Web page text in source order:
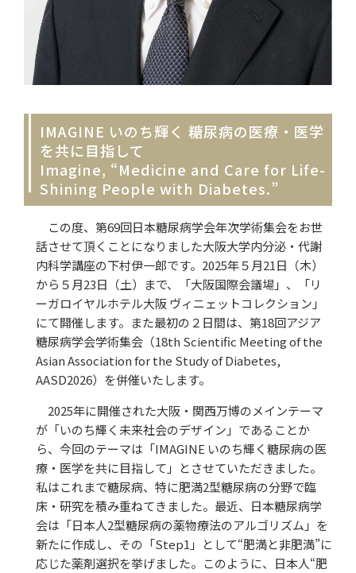
IMAGINE いのち輝く 糖尿病の医療・医学
を共に目指して
Imagine, “Medicine and Care for Life-
Shining People with Diabetes.”
この度、第69回日本糖尿病学会年次学術集会をお世
話させて頂くことになりました大阪大学内分泌・代謝
内科学講座の下村伊一郎です。2025年５月21日（木）
から５月23日（土）まで、「大阪国際会議場」、「リ
ーガロイヤルホテル大阪 ヴィニェットコレクション」
にて開催します。また最初の２日間は、第18回アジア
糖尿病学会学術集会（18th Scientific Meeting of the
Asian Association for the Study of Diabetes,
AASD2026）を併催いたします。
2025年に開催された大阪・関西万博のメインテーマ
が「いのち輝く未来社会のデザイン」であることか
ら、今回のテーマは「IMAGINE いのち輝く糖尿病の医
療・医学を共に目指して」とさせていただきました。
私はこれまで糖尿病、特に肥満2型糖尿病の分野で臨
床・研究を積み重ねてきました。最近、日本糖尿病学
会は「日本人2型糖尿病の薬物療法のアルゴリズム」を
新たに作成し、その「Step1」として“肥満と非肥満”に
応じた薬剤選択を挙げました。このように、日本人“肥